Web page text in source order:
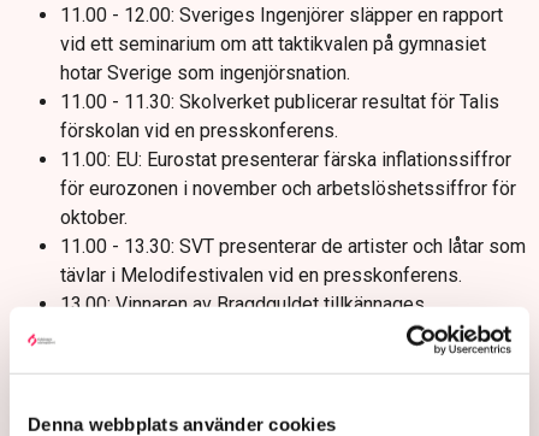
Denna webbplats använder cookies
11.00 - 12.00: Sveriges Ingenjörer släpper en rapport
vid ett seminarium om att taktikvalen på gymnasiet
hotar Sverige som ingenjörsnation.
11.00 - 11.30: Skolverket publicerar resultat för Talis
förskolan vid en presskonferens.
11.00: EU: Eurostat presenterar färska inflationssiffror
för eurozonen i november och arbetslöshetssiffror för
oktober.
11.00 - 13.30: SVT presenterar de artister och låtar som
tävlar i Melodifestivalen vid en presskonferens.
13.00: Vinnaren av Bragdguldet tillkännages.
18.30: Årets Right Livelihood-pristagare hyllas under en
takorganisation ASD håller årlig konferens i Bryssel.